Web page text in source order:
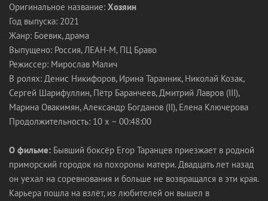
Оригинальное название: Хозяин
Год выпуска: 2021
Жанр: Боевик, драма
Выпущено: Россия, ЛЕАН-М, ПЦ Браво
Режиссер: Мирослав Малич
В ролях: Денис Никифоров, Ирина Таранник, Николай Козак,
Сергей Шарифуллин, Пётр Баранчеев, Дмитрий Лавров (III),
Марина Овакимян, Александр Богданов (II), Елена Ключерова
Продолжительность: 10 x ~ 00:48:00
О фильме: Бывший боксёр Егор Таранцев приезжает в родной
приморский городок на похороны матери. Двадцать лет назад
он уехал на соревнования и больше не возвращался в эти края.
Карьера пошла на взлёт, из любителей он вышел в